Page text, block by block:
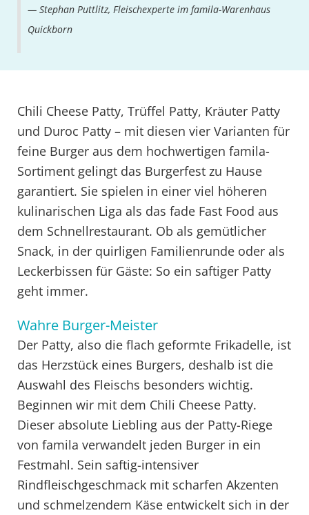
Stephan Puttlitz, Fleischexperte im famila-Warenhaus
Quickborn
Chili Cheese Patty, Trüffel Patty, Kräuter Patty
und Duroc Patty – mit diesen vier Varianten für
feine Burger aus dem hochwertigen famila-
Sortiment gelingt das Burgerfest zu Hause
garantiert. Sie spielen in einer viel höheren
kulinarischen Liga als das fade Fast Food aus
dem Schnellrestaurant. Ob als gemütlicher
Snack, in der quirligen Familienrunde oder als
Leckerbissen für Gäste: So ein saftiger Patty
geht immer.
Wahre Burger-Meister
Der Patty, also die flach geformte Frikadelle, ist
das Herzstück eines Burgers, deshalb ist die
Auswahl des Fleischs besonders wichtig.
Beginnen wir mit dem Chili Cheese Patty.
Dieser absolute Liebling aus der Patty-Riege
von famila verwandelt jeden Burger in ein
Festmahl. Sein saftig-intensiver
Rindfleischgeschmack mit scharfen Akzenten
und schmelzendem Käse entwickelt sich in der